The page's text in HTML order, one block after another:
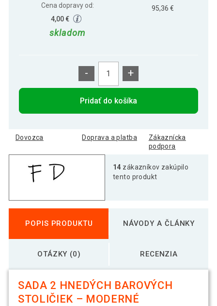
Cena dopravy od:
4,00 €
skladom
95,36 €
- +
Pridať do košíka
Dovozca Doprava a platba
Zákaznícka
podpora
14 zákazníkov zakúpilo
tento produkt
POPIS PRODUKTU NÁVODY A ČLÁNKY
OTÁZKY (0) RECENZIA
SADA 2 HNEDÝCH BAROVÝCH
STOLIČIEK – MODERNÉ